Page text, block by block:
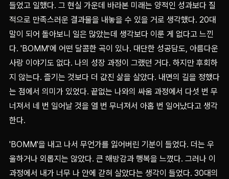
들었고 일했다. 그 현실 가운데 바라본 미래는 양적인 성과보다 질
적으로 만족스러운 결과물을 내놓을 수 있을 거로 생각했다. 20대
말이 되어 돌아보니 일은 많았는데 생각보다 이룬 게 없다고 느낀
다. 'BOMM'에 어떤 달콤한 곡이 있나. 대단한 성공담도, 아름다운
사랑 이야기도 없다. 나의 성장 과정이 그랬던 거다. 하지만 후회하
지 않는다. 즐기는 것보다 더 값진 삶을 살았다. 내면의 길을 정했다
는 점에서 의미가 있었다. 끝없는 나와의 싸움 과정에서 다섯 번 무
너져서 네 번 일어날 것을 열 번 무너져서 아홉 번 일어났다고 생각
한다.
'BOMM'을 내고 나서 무언가를 잃어버린 기분이 들었다. 더는 우
울하거나 외롭지는 않았다. 큰 해방감과 행복을 느꼈다. 그러나 이
과정에서 내가 너무 나 안에 갇혀 살았다는 생각이 들었다. 30대의